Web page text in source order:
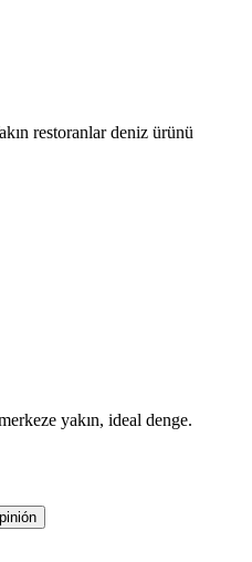
restoranlar deniz ürünü
yakın, ideal denge.